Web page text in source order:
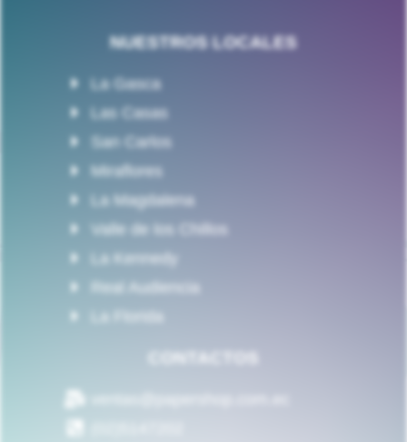
NUESTROS LOCALES
La Gasca
Las Casas
San Carlos
Miraflores
La Magdalena
Valle de los Chillos
La Kennedy
Real Audiencia
La Florida
CONTACTOS